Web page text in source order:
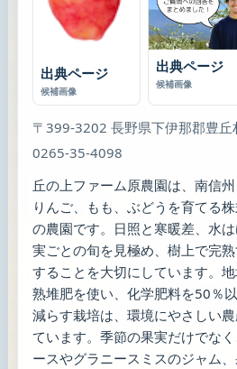
出典ページ
候補画像
出典ページ
候補画像
〒399-3202 長野県下伊那郡豊
0265-35-4098
丘の上ファーム原農園は、南信州
りんご、もも、ぶどうを育てる
の農園です。日照と寒暖差、水は
実ごとの旬を見極め、樹上で完
することを大切にしています。
熟堆肥を使い、化学肥料を50％
減らす栽培は、環境にやさしい
ています。季節の果実だけでな
ースやグラニースミスのジャム、